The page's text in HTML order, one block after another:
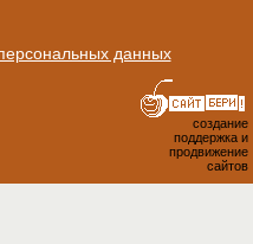
данных
создание
поддержка и
продвижение
сайтов